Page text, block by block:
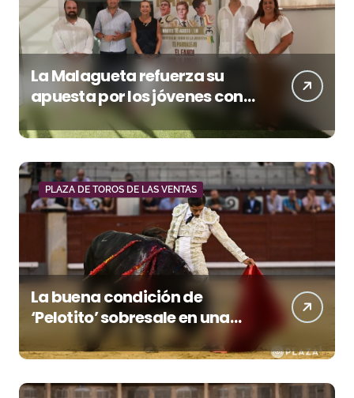
La Malagueta refuerza su
apuesta por los jóvenes con
entradas desde un euro
PLAZA DE TOROS DE LAS VENTAS
La buena condición de
‘Pelotito’ sobresale en una
noche gris en Las Ventas